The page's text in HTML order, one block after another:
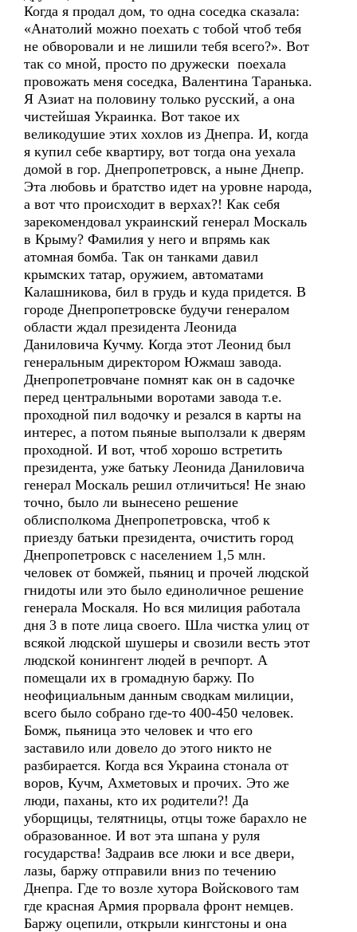
Когда я продал дом, то одна соседка сказала:
«Анатолий можно поехать с тобой чтоб тебя
не обворовали и не лишили тебя всего?». Вот
так со мной, просто по дружески поехала
провожать меня соседка, Валентина Таранька.
Я Азиат на половину только русский, а она
чистейшая Украинка. Вот такое их
великодушие этих хохлов из Днепра. И, когда
я купил себе квартиру, вот тогда она уехала
домой в гор. Днепропетровск, а ныне Днепр.
Эта любовь и братство идет на уровне народа,
а вот что происходит в верхах?! Как себя
зарекомендовал украинский генерал Москаль
в Крыму? Фамилия у него и впрямь как
атомная бомба. Так он танками давил
крымских татар, оружием, автоматами
Калашникова, бил в грудь и куда придется. В
городе Днепропетровске будучи генералом
области ждал президента Леонида
Даниловича Кучму. Когда этот Леонид был
генеральным директором Южмаш завода.
Днепропетровчане помнят как он в садочке
перед центральными воротами завода т.е.
проходной пил водочку и резался в карты на
интерес, а потом пьяные выползали к дверям
проходной. И вот, чтоб хорошо встретить
президента, уже батьку Леонида Даниловича
генерал Москаль решил отличиться! Не знаю
точно, было ли вынесено решение
облисполкома Днепропетровска, чтоб к
приезду батьки президента, очистить город
Днепропетровск с населением 1,5 млн.
человек от бомжей, пьяниц и прочей людской
гнидоты или это было единоличное решение
генерала Москаля. Но вся милиция работала
дня 3 в поте лица своего. Шла чистка улиц от
всякой людской шушеры и свозили весть этот
людской конингент людей в речпорт. А
помещали их в громадную баржу. По
неофициальным данным сводкам милиции,
всего было собрано где-то 400-450 человек.
Бомж, пьяница это человек и что его
заставило или довело до этого никто не
разбирается. Когда вся Украина стонала от
воров, Кучм, Ахметовых и прочих. Это же
люди, паханы, кто их родители?! Да
уборщицы, телятницы, отцы тоже барахло не
образованное. И вот эта шпана у руля
государства! Задраив все люки и все двери,
лазы, баржу отправили вниз по течению
Днепра. Где то возле хутора Войскового там
где красная Армия прорвала фронт немцев.
Баржу оцепили, открыли кингстоны и она